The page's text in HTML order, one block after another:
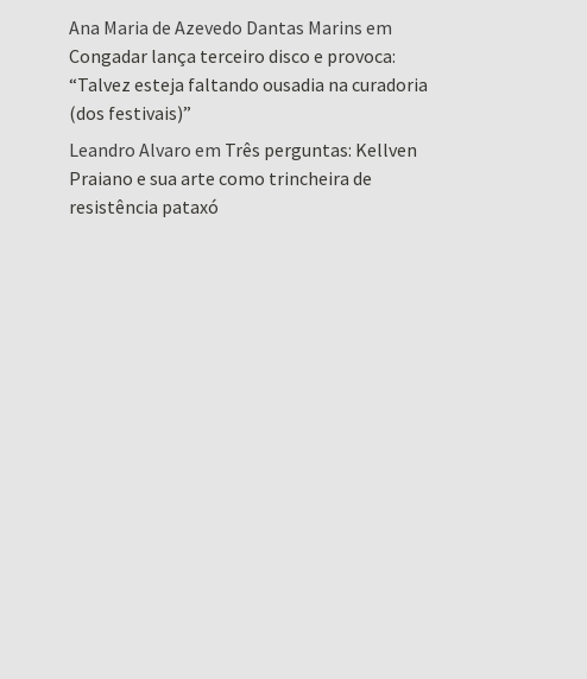
Ana Maria de Azevedo Dantas Marins em
Congadar lança terceiro disco e provoca:
“Talvez esteja faltando ousadia na curadoria
(dos festivais)”
Leandro Alvaro em Três perguntas: Kellven
Praiano e sua arte como trincheira de
resistência pataxó